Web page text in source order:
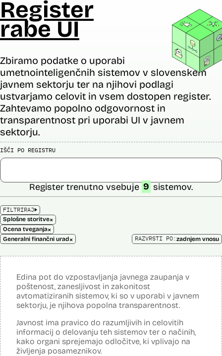
Register
rabe UI
Zbiramo podatke o uporabi
umetnointeligenčnih sistemov v slovenskem
javnem sektorju ter na njihovi podlagi
ustvarjamo celovit in vsem dostopen register.
Zahtevamo popolno odgovornost in
transparentnost pri uporabi UI v javnem
sektorju.
IŠČI PO REGISTRU
FILTRIRAJ
Splošne storitve×
Ocena tveganja×
Generalni finančni urad×
Register trenutno vsebuje 9 sistemov.
RAZVRSTI PO:zadnjem vnosu
Edina pot do vzpostavljanja javnega zaupanja v
poštenost, zanesljivost in zakonitost
avtomatiziranih sistemov, ki so v uporabi v javnem
sektorju, je njihova popolna transparentnost.
Javnost ima pravico do razumljivih in celovitih
informacij o delovanju teh sistemov ter o načinih,
kako organi sprejemajo odločitve, ki vplivajo na
življenja posameznikov.